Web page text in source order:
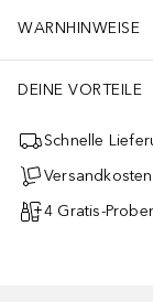
WARNHINWEISE
DEINE VORTEILE
Schnelle
4 Gratis-